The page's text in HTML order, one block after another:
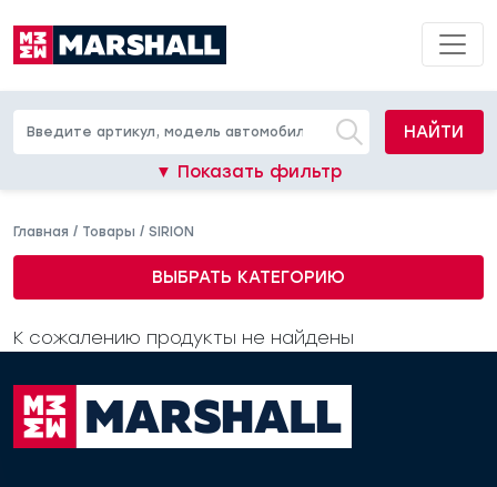
НАЙТИ
▼ Показать фильтр
Главная / Товары / SIRION
ВЫБРАТЬ КАТЕГОРИЮ
К сожалению продукты не найдены